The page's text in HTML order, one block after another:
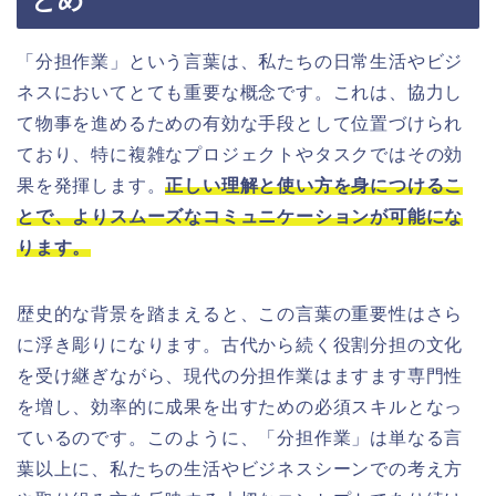
「分担作業」という言葉は、私たちの日常生活やビジ
ネスにおいてとても重要な概念です。これは、協力し
て物事を進めるための有効な手段として位置づけられ
ており、特に複雑なプロジェクトやタスクではその効
果を発揮します。正しい理解と使い方を身につけるこ
とで、よりスムーズなコミュニケーションが可能にな
ります。
歴史的な背景を踏まえると、この言葉の重要性はさら
に浮き彫りになります。古代から続く役割分担の文化
を受け継ぎながら、現代の分担作業はますます専門性
を増し、効率的に成果を出すための必須スキルとなっ
ているのです。このように、「分担作業」は単なる言
葉以上に、私たちの生活やビジネスシーンでの考え方